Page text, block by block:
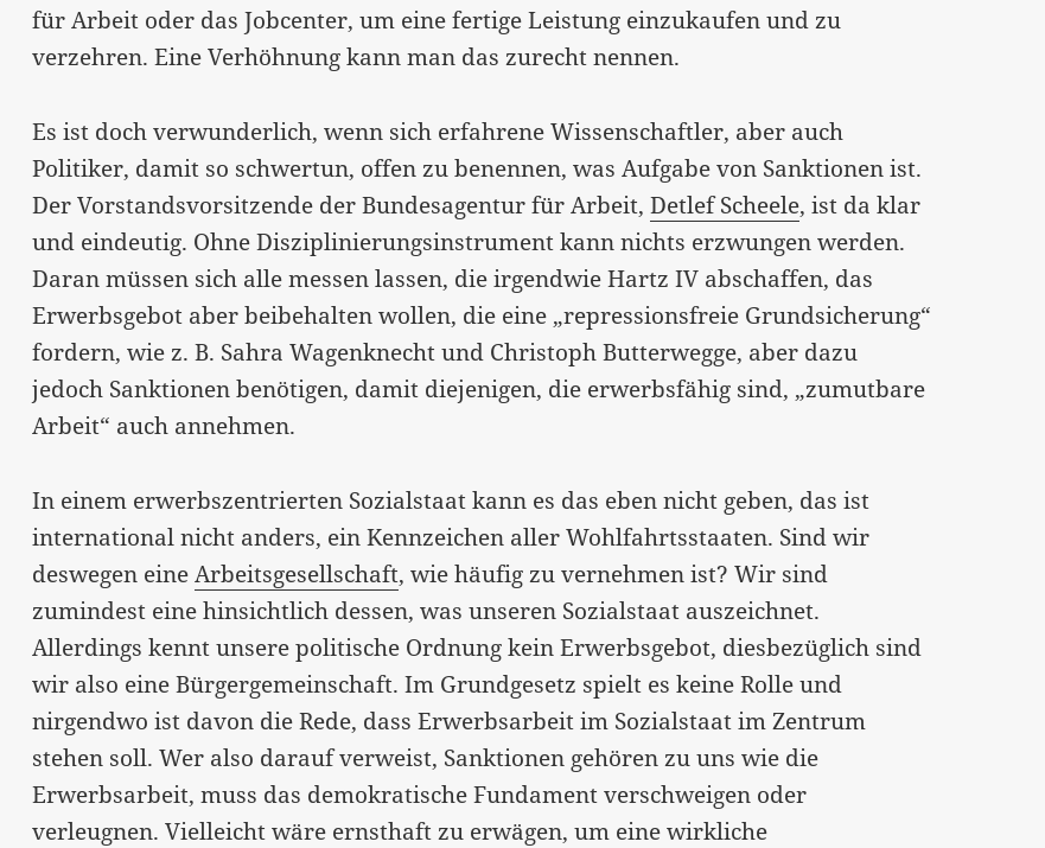
für Arbeit oder das Jobcenter, um eine fertige Leistung einzukaufen und zu
verzehren. Eine Verhöhnung kann man das zurecht nennen.
Es ist doch verwunderlich, wenn sich erfahrene Wissenschaftler, aber auch
Politiker, damit so schwertun, offen zu benennen, was Aufgabe von Sanktionen ist.
Der Vorstandsvorsitzende der Bundesagentur für Arbeit,Detlef Scheele, ist da klar
und eindeutig. Ohne Disziplinierungsinstrument kann nichts erzwungen werden.
Daran müssen sich alle messen lassen, die irgendwie Hartz IV abschaffen, das
Erwerbsgebot aber beibehalten wollen, die eine „repressionsfreie Grundsicherung“
fordern, wie z. B. Sahra Wagenknecht und Christoph Butterwegge, aber dazu
jedoch Sanktionen benötigen, damit diejenigen, die erwerbsfähig sind, „zumutbare
Arbeit“ auch annehmen.
In einem erwerbszentrierten Sozialstaat kann es das eben nicht geben, das ist
international nicht anders, ein Kennzeichen aller Wohlfahrtsstaaten. Sind wir
deswegen eineArbeitsgesellschaft, wie häufig zu vernehmen ist? Wir sind
zumindest eine hinsichtlich dessen, was unseren Sozialstaat auszeichnet.
Allerdings kennt unsere politische Ordnung kein Erwerbsgebot, diesbezüglich sind
wir also eine Bürgergemeinschaft. Im Grundgesetz spielt es keine Rolle und
nirgendwo ist davon die Rede, dass Erwerbsarbeit im Sozialstaat im Zentrum
stehen soll. Wer also darauf verweist, Sanktionen gehören zu uns wie die
Erwerbsarbeit, muss das demokratische Fundament verschweigen oder
verleugnen. Vielleicht wäre ernsthaft zu erwägen, um eine wirkliche